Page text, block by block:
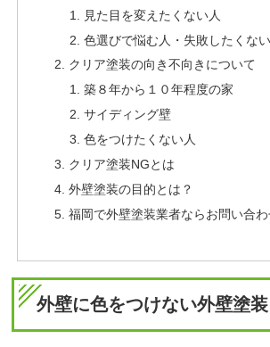
見た目を変えたくない人
色選びで悩む人・失敗したくな
クリア塗装の向き不向きについて
築８年から１０年程度の家
サイディング壁
色をつけたくない人
クリア塗装NGとは
外壁塗装の目的とは？
福岡で外壁塗装業者ならお問い合
外壁に色をつけない外壁塗装